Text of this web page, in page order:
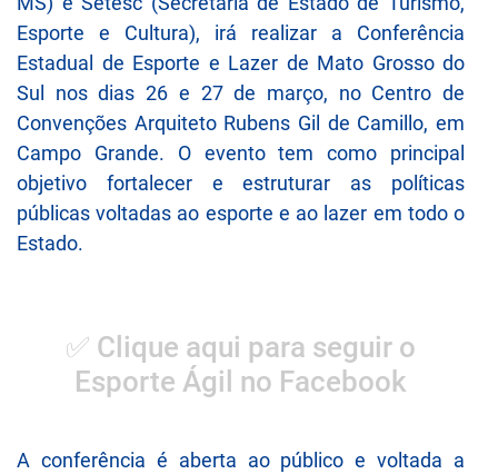
Esporte e Cultura), irá realizar a Conferência
Estadual de Esporte e Lazer de Mato Grosso do
Sul nos dias 26 e 27 de março, no Centro de
Convenções Arquiteto Rubens Gil de Camillo, em
Campo Grande. O evento tem como principal
objetivo fortalecer e estruturar as políticas
públicas voltadas ao esporte e ao lazer em todo o
Estado.
✅ Clique aqui para seguir o
Esporte Ágil no Facebook
A conferência é aberta ao público e voltada a